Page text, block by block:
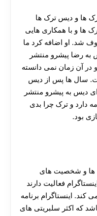
ها و دیس ترک ها
ها و با همکاری هایی
شد. او اضافه کرد ما
به رضا پیشرو منتشر
آن زمان نمی دانسته
سال ها پس از دیس
دیس به پیشرو منتشر
دارد و ترک چرا بدی
بود.
ها و شخصیت های
فعالیت دارند
کند. اینستاگرام برنامه
که اکثر سلبریتی های